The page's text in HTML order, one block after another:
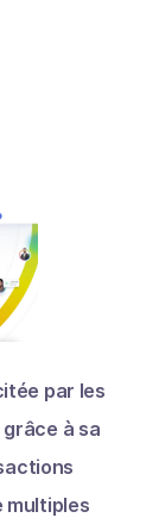
par les
à sa
multiples